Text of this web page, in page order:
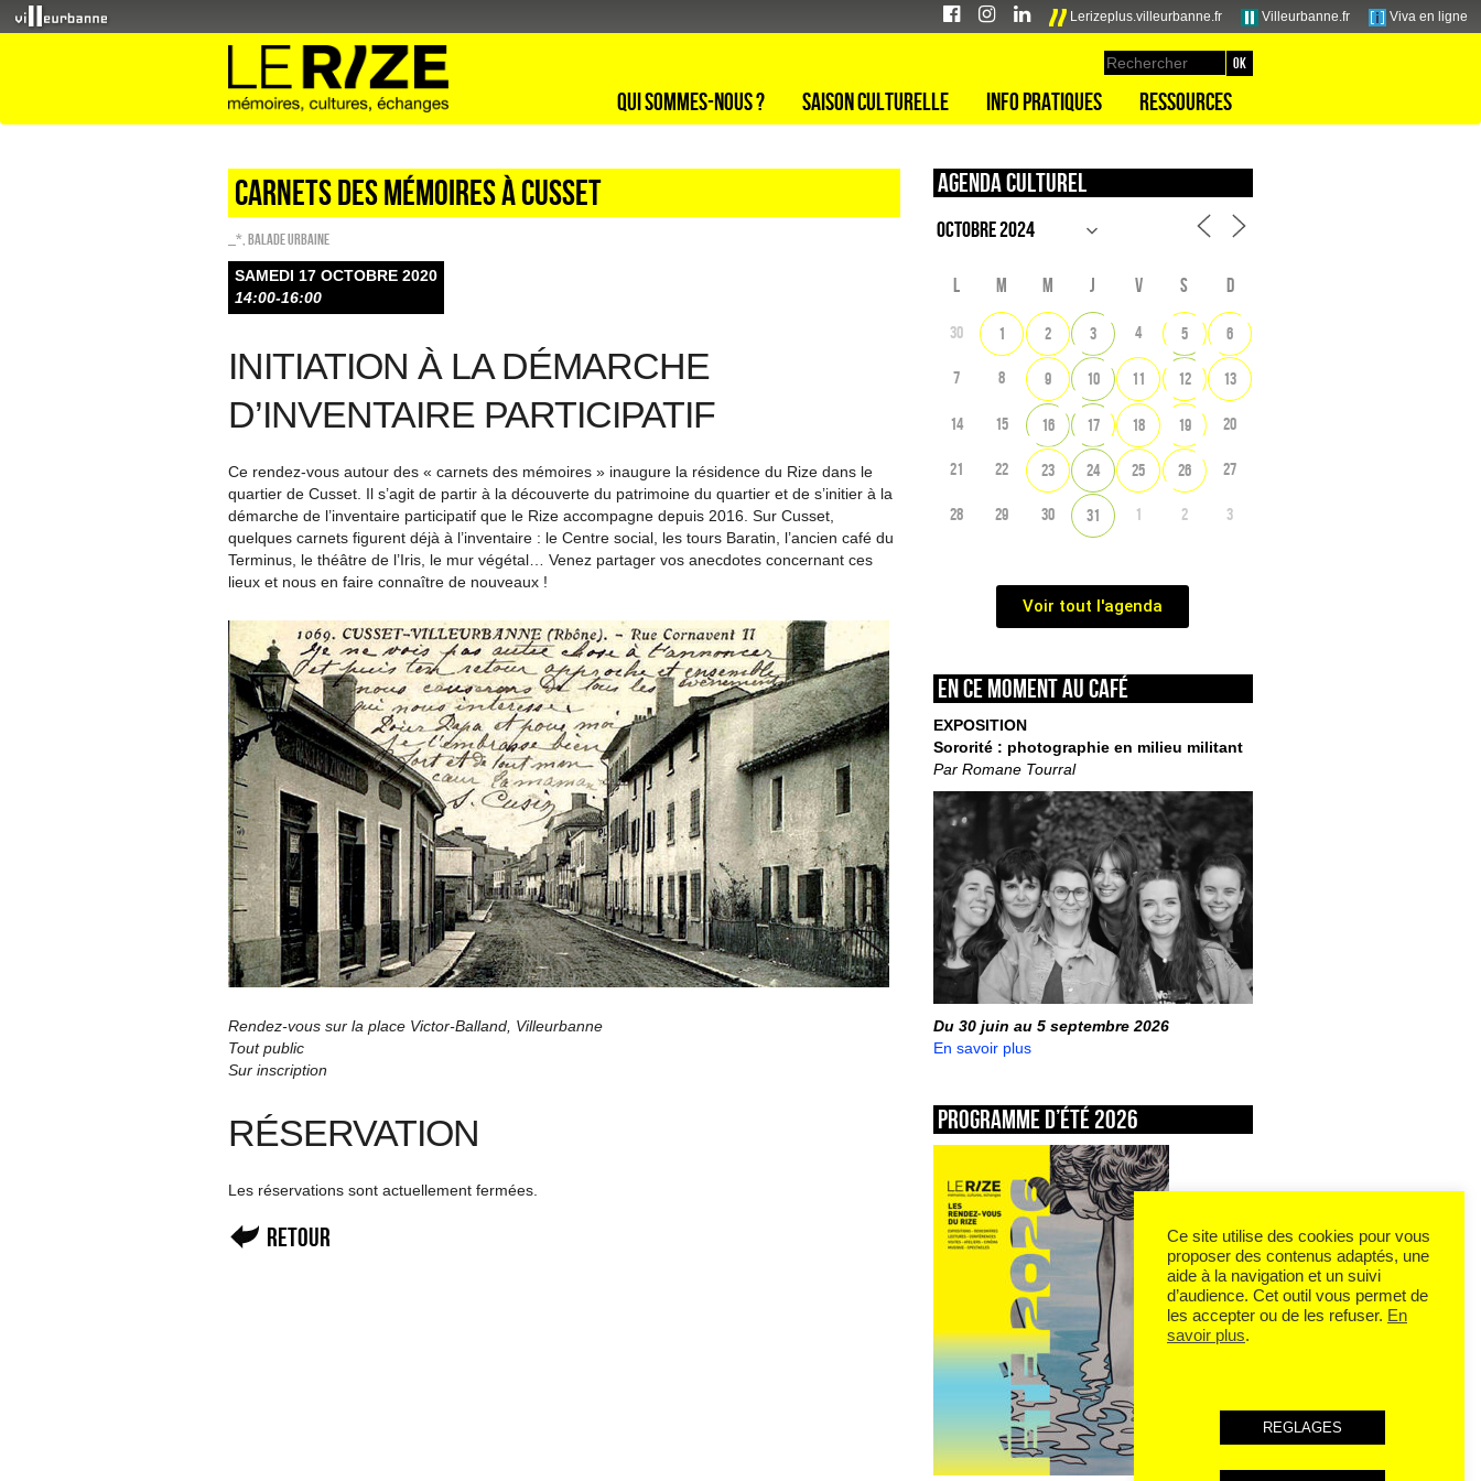
Lerizeplus.villeurbanne.fr Villeurbanne.fr Viva en ligne
Qui sommes-nous ? Saison culturelle Info pratiques Ressources
Carnets des mémoires à Cusset
_* Balade urbaine
SAMEDI 17 OCTOBRE 2020
14:00-16:00
INITIATION À LA DÉMARCHE
D’INVENTAIRE PARTICIPATIF
Ce rendez-vous autour des « carnets des mémoires » inaugure la résidence du Rize dans le
quartier de Cusset. Il s’agit de partir à la découverte du patrimoine du quartier et de s’initier à la
démarche de l’inventaire participatif que le Rize accompagne depuis 2016. Sur Cusset,
quelques carnets figurent déjà à l’inventaire : le Centre social, les tours Baratin, l’ancien café du
Terminus, le théâtre de l’Iris, le mur végétal… Venez partager vos anecdotes concernant ces
lieux et nous en faire connaître de nouveaux !
Rendez-vous sur la place Victor-Balland, Villeurbanne
Tout public
Sur inscription
RÉSERVATION
Les réservations sont actuellement fermées.
Retour
Agenda culturel
L M M J V S D
30 1 2 3 4 5 6
7 8 9 10 11 12 13
14 15 16 17 18 19 20
21 22 23 24 25 26 27
28 29 30 31 1 2 3
Voir tout l'agenda
En ce moment au café
EXPOSITION
Sororité : photographie en milieu militant
Par Romane Tourral
Du 30 juin au 5 septembre 2026
En savoir plus
Programme d’été 2026
Ce site utilise des cookies pour vous
proposer des contenus adaptés, une
aide à la navigation et un suivi
d’audience. Cet outil vous permet de
les accepter ou de les refuser. En
savoir plus.
REGLAGES